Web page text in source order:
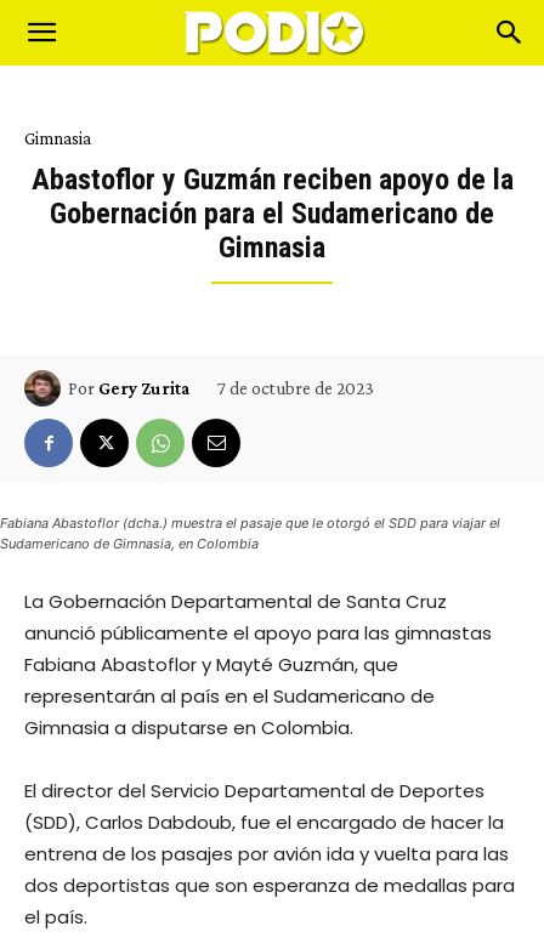
Gimnasia
Abastoflor y Guzmán reciben apoyo de la
Gobernación para el Sudamericano de
Gimnasia
Por Gery Zurita 7 de octubre de 2023
Fabiana Abastoflor (dcha.) muestra el pasaje que le otorgó el SDD para viajar el
Sudamericano de Gimnasia, en Colombia
La Gobernación Departamental de Santa Cruz
anunció públicamente el apoyo para las gimnastas
Fabiana Abastoflor y Mayté Guzmán, que
representarán al país en el Sudamericano de
Gimnasia a disputarse en Colombia.
El director del Servicio Departamental de Deportes
(SDD), Carlos Dabdoub, fue el encargado de hacer la
entrena de los pasajes por avión ida y vuelta para las
dos deportistas que son esperanza de medallas para
el país.